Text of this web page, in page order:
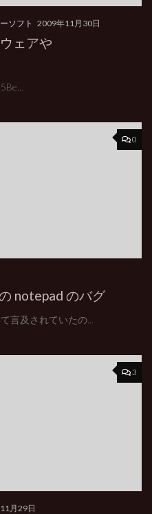
ソフト 2009年11月30日
ェアや
0
notepad のバグ
言及されていたの...
3
月29日